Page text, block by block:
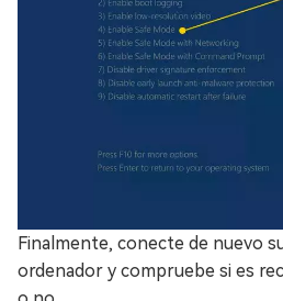
Finalmente, conecte de nuevo
ordenador y compruebe si es